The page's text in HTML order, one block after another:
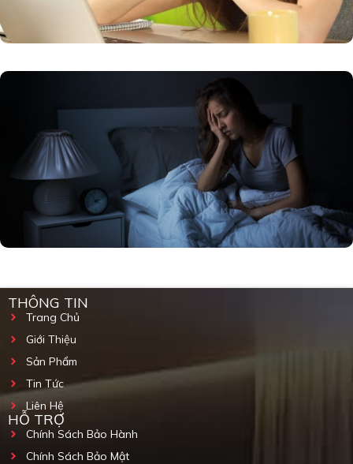
THÔNG TIN
Trang Chủ
Giới Thiệu
Sản Phẩm
Tin Tức
Liên Hệ
HỖ TRỢ
Chính Sách Bảo Hành
Chính Sách Bảo Mật